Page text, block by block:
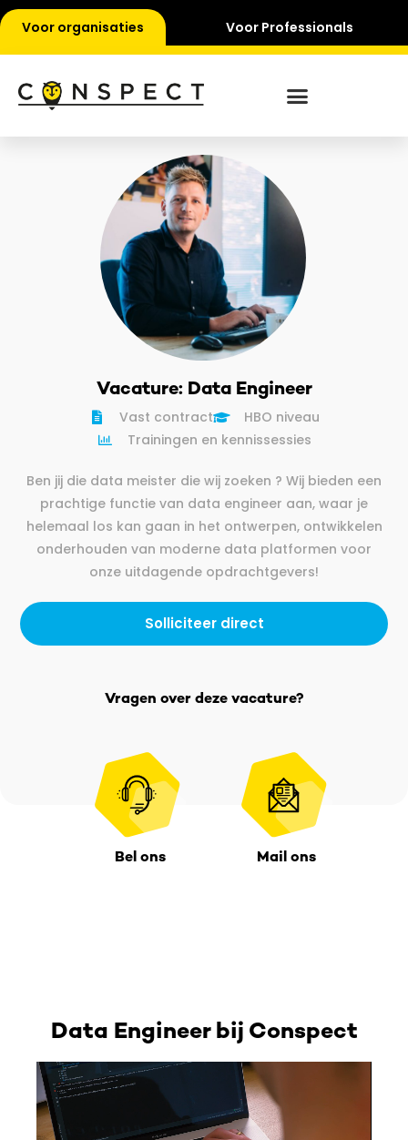
Voor organisaties Voor Professionals
Vacature: Data Engineer
Vast contract
HBO niveau
Trainingen en kennissessies
Ben jij die data meister die wij zoeken ? Wij bieden een
prachtige functie van data engineer aan, waar je
helemaal los kan gaan in het ontwerpen, ontwikkelen
onderhouden van moderne data platformen voor
onze uitdagende opdrachtgevers!
Solliciteer direct
Vragen over deze vacature?
Bel ons Mail ons
Data Engineer bij Conspect